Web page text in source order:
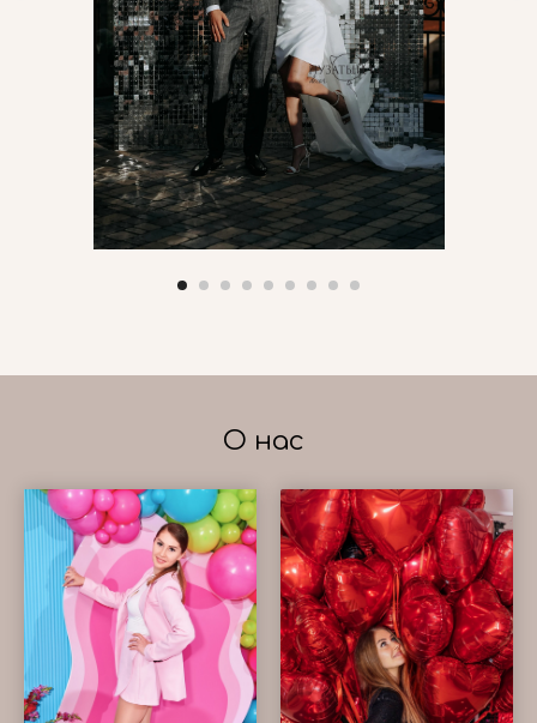
О нас